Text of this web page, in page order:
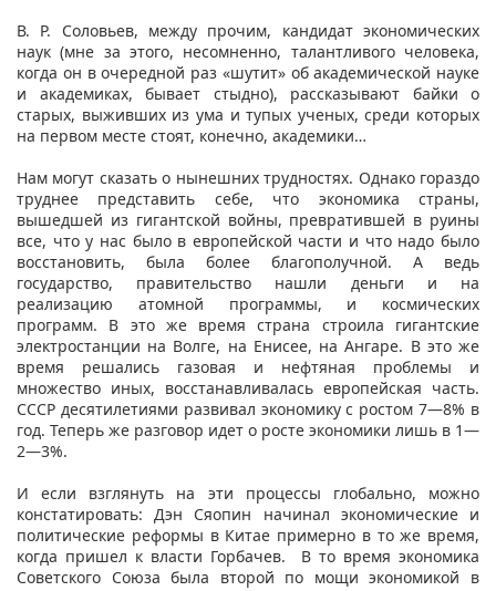
В. Р. Соловьев, между прочим, кандидат экономических
наук (мне за этого, несомненно, талантливого человека,
когда он в очередной раз «шутит» об академической науке
и академиках, бывает стыдно), рассказывают байки о
старых, выживших из ума и тупых ученых, среди которых
на первом месте стоят, конечно, академики…
Нам могут сказать о нынешних трудностях. Однако гораздо
труднее представить себе, что экономика страны,
вышедшей из гигантской войны, превратившей в руины
все, что у нас было в европейской части и что надо было
восстановить, была более благополучной. А ведь
государство, правительство нашли деньги и на
реализацию атомной программы, и космических
программ. В это же время страна строила гигантские
электростанции на Волге, на Енисее, на Ангаре. В это же
время решались газовая и нефтяная проблемы и
множество иных, восстанавливалась европейская часть.
СССР десятилетиями развивал экономику с ростом 7—8% в
год. Теперь же разговор идет о росте экономики лишь в 1—
2—3%.
И если взглянуть на эти процессы глобально, можно
констатировать: Дэн Сяопин начинал экономические и
политические реформы в Китае примерно в то же время,
когда пришел к власти Горбачев. В то время экономика
Советского Союза была второй по мощи экономикой в